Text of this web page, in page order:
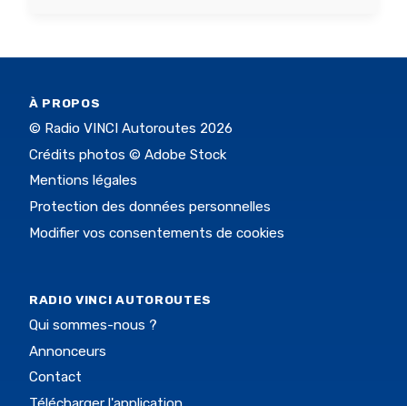
À PROPOS
© Radio VINCI Autoroutes 2026
Crédits photos © Adobe Stock
Mentions légales
Protection des données personnelles
Modifier vos consentements de cookies
RADIO VINCI AUTOROUTES
Qui sommes-nous ?
Annonceurs
Contact